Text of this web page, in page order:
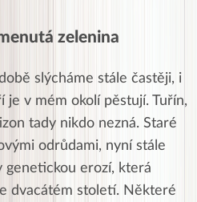
zelenina
slýcháme stále častěji, i
je v mém okolí pěstují. Tuřín,
tady nikdo nezná. Staré
odrůdami, nyní stále
genetickou erozí, která
dvacátém století. Některé